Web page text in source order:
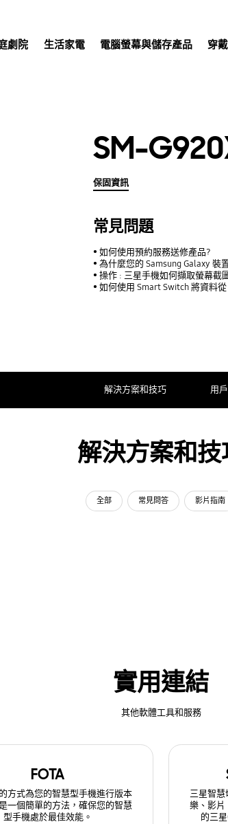
劇院 生活家電 電腦螢幕與儲存產品 穿
SM-
保固資訊
常見問題
如何使用預約服務送修產品?
為什麼您的 Samsung Galaxy
操作 : 三星手機如何擷取螢幕截
如何使用 Smart Switch 將資料
解決方案和技巧 用
解決方案和技
全部 常見問答 影片指南
實用連結
其他軟體工具和服務
FOTA
方式為您的智慧型手機進行版本
一個簡單的方法，確保您的智慧
型手機處於最佳效能。
三星智慧
樂、影片
的三